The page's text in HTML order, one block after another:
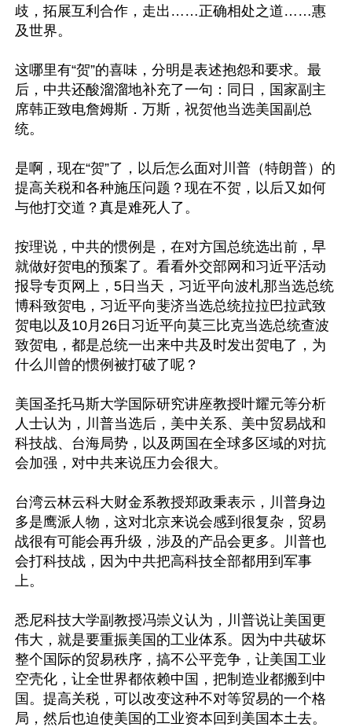
歧，拓展互利合作，走出……正确相处之道……惠
及世界。
这哪里有“贺”的喜味，分明是表述抱怨和要求。最
后，中共还酸溜溜地补充了一句：同日，国家副主
席韩正致电詹姆斯．万斯，祝贺他当选美国副总
统。
是啊，现在“贺”了，以后怎么面对川普（特朗普）的
提高关税和各种施压问题？现在不贺，以后又如何
与他打交道？真是难死人了。
按理说，中共的惯例是，在对方国总统选出前，早
就做好贺电的预案了。看看外交部网和习近平活动
报导专页网上，5日当天，习近平向波札那当选总统
博科致贺电，习近平向斐济当选总统拉拉巴拉武致
贺电以及10月26日习近平向莫三比克当选总统查波
致贺电，都是总统一出来中共及时发出贺电了，为
什么川曾的惯例被打破了呢？
美国圣托马斯大学国际研究讲座教授叶耀元等分析
人士认为，川普当选后，美中关系、美中贸易战和
科技战、台海局势，以及两国在全球多区域的对抗
会加强，对中共来说压力会很大。
台湾云林云科大财金系教授郑政秉表示，川普身边
多是鹰派人物，这对北京来说会感到很复杂，贸易
战很有可能会再升级，涉及的产品会更多。川普也
会打科技战，因为中共把高科技全部都用到军事
上。
悉尼科技大学副教授冯崇义认为，川普说让美国更
伟大，就是要重振美国的工业体系。因为中共破坏
整个国际的贸易秩序，搞不公平竞争，让美国工业
空壳化，让全世界都依赖中国，把制造业都搬到中
国。提高关税，可以改变这种不对等贸易的一个格
局，然后也迫使美国的工业资本回到美国本土去。